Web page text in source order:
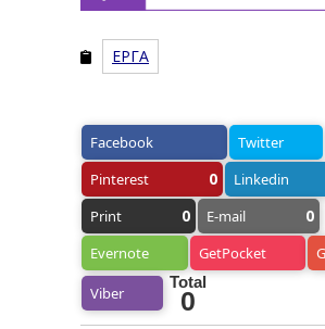
ΕΡΓΑ
Facebook
Twitter
Pinterest
0 Linkedin
Print 0 E-mail 0
Evernote GetPocket
Viber
Total
0